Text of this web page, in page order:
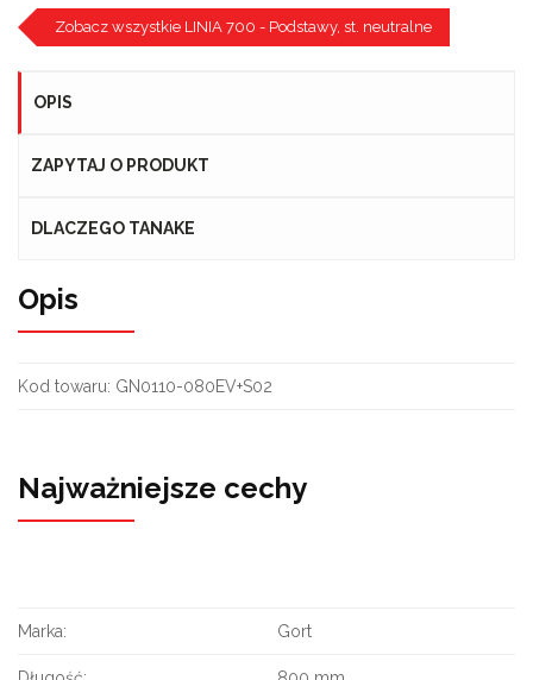
Zobacz wszystkie LINIA 700 - Podstawy, st. neutralne
OPIS
ZAPYTAJ O PRODUKT
DLACZEGO TANAKE
Opis
Kod towaru: GN0110-080EV+S02
Najważniejsze cechy
Marka: Gort